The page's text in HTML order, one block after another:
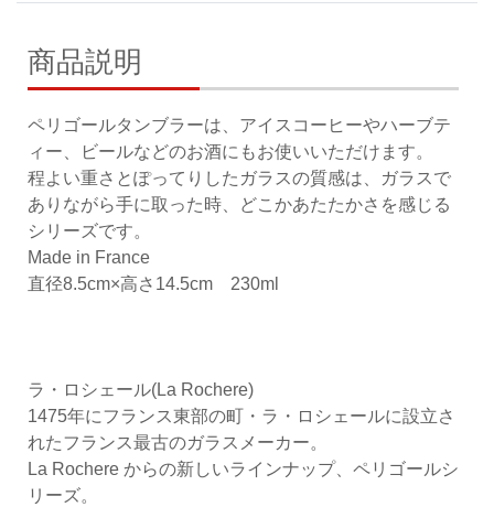
商品説明
ペリゴールタンブラーは、アイスコーヒーやハーブテ
ィー、ビールなどのお酒にもお使いいただけます。
程よい重さとぽってりしたガラスの質感は、ガラスで
ありながら手に取った時、どこかあたたかさを感じる
シリーズです。
Made in France
直径8.5cm×高さ14.5cm 230ml
ラ・ロシェール(La Rochere)
1475年にフランス東部の町・ラ・ロシェールに設立さ
れたフランス最古のガラスメーカー。
La Rochere からの新しいラインナップ、ペリゴールシ
リーズ。